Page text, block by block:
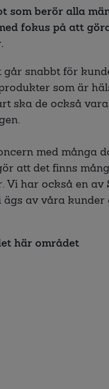
som berör alla
fokus på att
snabbt för
som är
ska de också
med många
att det finns
har också en av
av våra
här området